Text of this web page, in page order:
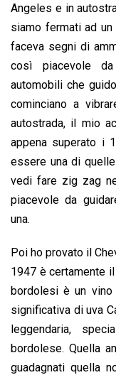
Angeles e in
siamo fermati ad
faceva segni di
così piacevole
automobili che
cominciano a
autostrada, il mio
appena superato i
essere una di
vedi fare zig zag
piacevole da
una.
Poi ho provato il
1947 è certamente
bordolesi è un
significativa di uva
leggendaria,
bordolese. Quella
guadagnati quella